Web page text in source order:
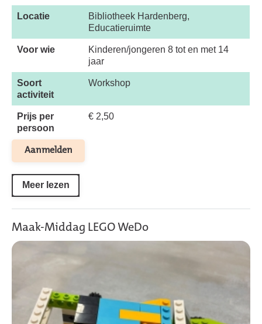
Locatie
Bibliotheek Hardenberg,
Educatieruimte
Voor wie
Kinderen/jongeren 8 tot en met 14
jaar
Soort
activiteit
Workshop
Prijs per
persoon
€ 2,50
Aanmelden
Meer lezen
Maak-Middag LEGO WeDo